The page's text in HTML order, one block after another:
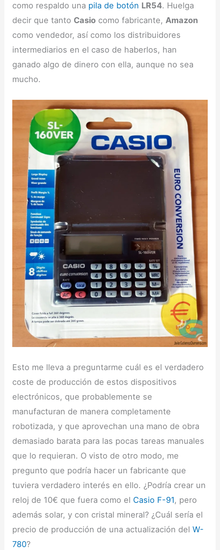
como respaldo una pila de botón LR54. Huelga
decir que tanto Casio como fabricante,Amazon
como vendedor, así como los distribuidores
intermediarios en el caso de haberlos, han
ganado algo de dinero con ella, aunque no sea
mucho.
Esto me lleva a preguntarme cuál es el verdadero
coste de producción de estos dispositivos
electrónicos, que probablemente se
manufacturan de manera completamente
robotizada, y que aprovechan una mano de obra
demasiado barata para las pocas tareas manuales
que lo requieran. O visto de otro modo, me
pregunto que podría hacer un fabricante que
tuviera verdadero interés en ello. ¿Podría crear un
reloj de 10€ que fuera como el Casio F-91, pero
además solar, y con cristal mineral? ¿Cuál sería el
precio de producción de una actualización delW-
780?